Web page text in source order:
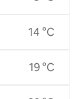
14 °C
19 °C